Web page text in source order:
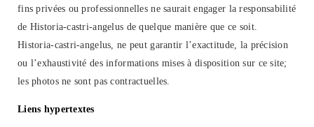
fins privées ou professionnelles ne saurait engager la responsabilité
de Historia-castri-angelus de quelque manière que ce soit.
Historia-castri-angelus, ne peut garantir l’exactitude, la précision
ou l’exhaustivité des informations mises à disposition sur ce site;
les photos ne sont pas contractuelles.
Liens hypertextes